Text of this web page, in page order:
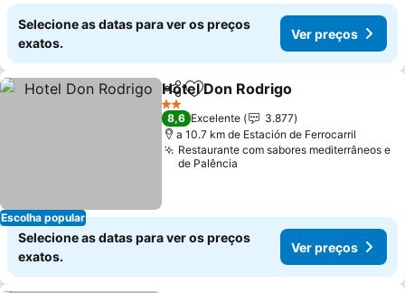
Selecione as datas para ver os preços
exatos.
Ver preços
Escolha popular
PartilharAdicionar aos favoritos
Hotel Don Rodrigo
2 Estrelas
8,6 Excelente
3.877
a 10.7 km de Estación de Ferrocarril
Restaurante com sabores mediterrâneos e
de Palência
Selecione as datas para ver os preços
exatos.
Ver preços